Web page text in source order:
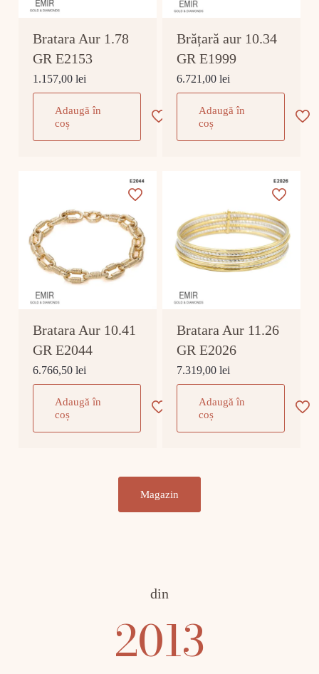
Bratara Aur 1.78
GR E2153
1.157,00lei
Adaugă în
coș
Brățară aur 10.34
GR E1999
6.721,00lei
Adaugă în
coș
Bratara Aur 10.41
GR E2044
6.766,50lei
Adaugă în
coș
Bratara Aur 11.26
GR E2026
7.319,00lei
Adaugă în
coș
Magazin
din
2013